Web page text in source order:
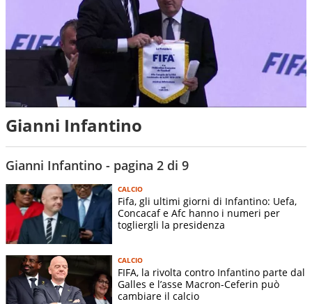
Gianni Infantino
Gianni Infantino - pagina 2 di 9
CALCIO
Fifa, gli ultimi giorni di Infantino: Uefa,
Concacaf e Afc hanno i numeri per
togliergli la presidenza
CALCIO
FIFA, la rivolta contro Infantino parte dal
Galles e l’asse Macron-Ceferin può
cambiare il calcio